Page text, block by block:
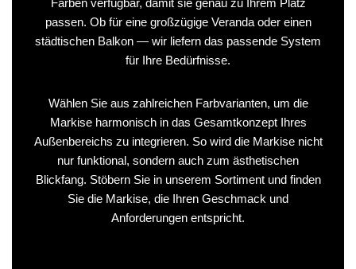
passen. Ob für eine großzügige Veranda oder einen
städtischen Balkon — wir liefern das passende System
für Ihre Bedürfnisse.
Wählen Sie aus zahlreichen Farbvarianten, um die
Markise harmonisch in das Gesamtkonzept Ihres
Außenbereichs zu integrieren. So wird die Markise nicht
nur funktional, sondern auch zum ästhetischen
Blickfang. Stöbern Sie in unserem Sortiment und finden
Sie die Markise, die Ihren Geschmack und
Anforderungen entspricht.